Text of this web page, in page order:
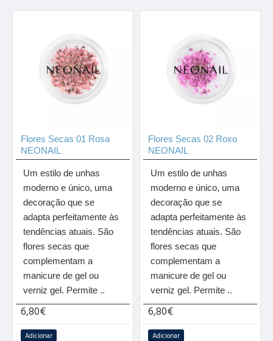
Flores Secas 01 Rosa
NEONAIL
Um estilo de unhas
moderno e único, uma
decoração que se
adapta perfeitamente às
tendências atuais. São
flores secas que
complementam a
manicure de gel ou
verniz gel. Permite ..
6,80€
Adicionar
Flores Secas 02 Roxo
NEONAIL
Um estilo de unhas
moderno e único, uma
decoração que se
adapta perfeitamente às
tendências atuais. São
flores secas que
complementam a
manicure de gel ou
verniz gel. Permite ..
6,80€
Adicionar